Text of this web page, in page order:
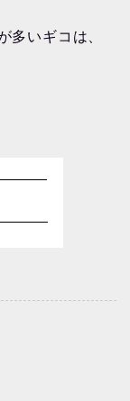
多いギコは、